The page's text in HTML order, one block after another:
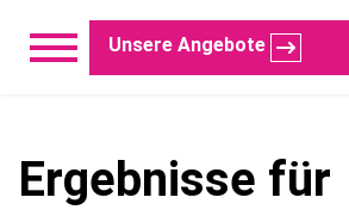
Unsere Angebote
Ergebnisse für